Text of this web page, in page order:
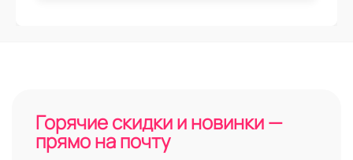
Горячие скидки и новинки —
прямо на почту